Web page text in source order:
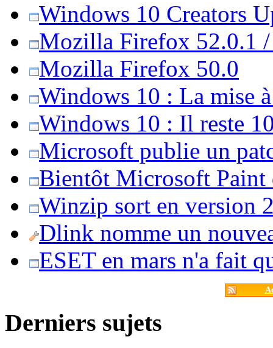
Windows 10 Creators
Mozilla Firefox 52.0.1
Mozilla Firefox 50.0
Windows 10 : La mise
Windows 10 : Il reste
Microsoft publie un
Bientôt Microsoft Paint
Winzip sort en version
Dlink nomme un
ESET en mars n'a fait
Derniers sujets